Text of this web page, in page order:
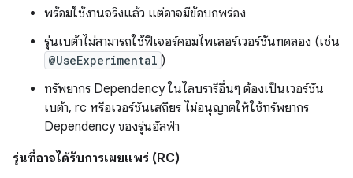
พร้อมใช้งานจริงแล้ว แต่อาจมีข้อบกพร่อง
รุ่นเบต้าไม่สามารถใช้ฟีเจอร์คอมไพเลอร์เวอร์ชันทดลอง (เช่น
@UseExperimental )
ทรัพยากร Dependency ในไลบรารีอื่นๆ ต้องเป็นเวอร์ชัน
เบต้า, rc หรือเวอร์ชันเสถียร ไม่อนุญาตให้ใช้ทรัพยากร
Dependency ของรุ่นอัลฟ่า
รุ่นที่อาจได้รับการเผยแพร่ (RC)